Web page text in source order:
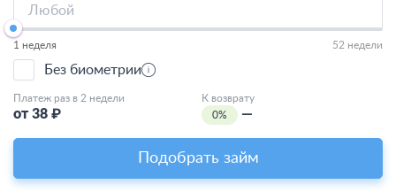
Любой
1 неделя 52 недели
Без биометрии
Платеж раз в 2 недели
от38 ₽
К возврату
0%
—
Подобрать займ
материально положение также сильно меняется, а
право требовать от них деньги ограничено
законом.
чисто психологическая. Не все молодые люди
достаточно самостоятельны, не все умеют хорошо
нюансы в момент оформления заявки. Навык
считать деньги еще не выработался, потому